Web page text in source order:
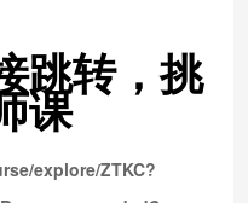
跳转，挑
课
explore/ZTKC?